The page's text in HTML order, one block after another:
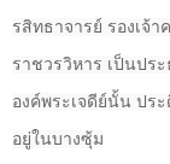
รสิทธาจารย์ รองเจ้
ราชวรวิหาร เป็นปร
องค์พระเจดีย์นั้น ปร
อยู่ในบางซุ้ม